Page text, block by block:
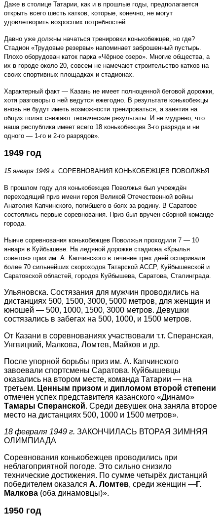
Даже в столице Татарии, как и в прошлые годы, предполагается
открыть всего шесть катков, которые, конечно, не могут
удовлетворить возросших потребностей.
Давно уже должны начаться тренировки конькобежцев, но где?
Стадион «Трудовые резервы» напоминает заброшенный пустырь.
Плохо оборудован каток парка «Чёрное озеро». Многие общества, а
их в городе около 20, совсем не намечают строительство катков на
своих спортивных площадках и стадионах.
Характерный факт — Казань не имеет полноценной беговой дорожки,
хотя разговоры о ней ведутся ежегодно. В результате конькобежцы
вновь не будут иметь возможности тренироваться, а занятия на
общих полях снижают технические результаты. И не мудрено, что
наша республика имеет всего 18 конькобежцев 3-го разряда и ни
одного — 1-го и 2-го разрядов».
1949 год
15 января 1949 г. СОРЕВНОВАНИЯ КОНЬКОБЕЖЦЕВ ПОВОЛЖЬЯ
В прошлом году для конькобежцев Поволжья был учреждён
переходящий приз имени героя Великой Отечественной войны
Анатолия Капчинского, погибшего в боях за родину. В Саратове
состоялись первые соревнования. Приз был вручен сборной команде
города.
Нынче соревнования конькобежцев Поволжья проходили 7 — 10
января в Куйбышеве. На ледяной дорожке стадиона «Крылья
советов» приз им. А. Капчинского в течение трех дней оспаривали
более 70 сильнейших скороходов Татарской АССР, Куйбышевской и
Саратовской областей, городов Куйбышева, Саратова, Сталинграда.
Ульяновска. Состязания для мужчин проводились на
дистанциях 500, 1500, 3000, 5000 метров, для женщин и
юношей — 500, 1000, 1500, 3000 метров. Девушки
состязались в забегах на 500, 1000, и 1500 метров.
От Казани в соревнованиях участвовали т.т. Сперанская,
Унгвицкий, Малкова, Ломтев, Майков и др.
После упорной борьбы приз им. А. Капчинского
завоевали спортсмены Саратова. Куйбышевцы
оказались на втором месте, команда Татарии — на
третьем. Ценным призом и дипломом второй степени
отмечен успех представителя казанского «Динамо»
Тамары Сперанской. Среди девушек она заняла второе
место на дистанциях 500, 1000 и 1500 метров».
18 февраля 1949 г. ЗАКОНЧИЛАСЬ ВТОРАЯ ЗИМНЯЯ
ОЛИМПИАДА
Соревнования конькобежцев проводились при
неблагоприятной погоде. Это сильно снизило
технические достижения. По сумме четырёх дистанций
победителем оказался А. Ломтев, среди женщин —Г.
Малкова (оба динамовцы)».
1950 год